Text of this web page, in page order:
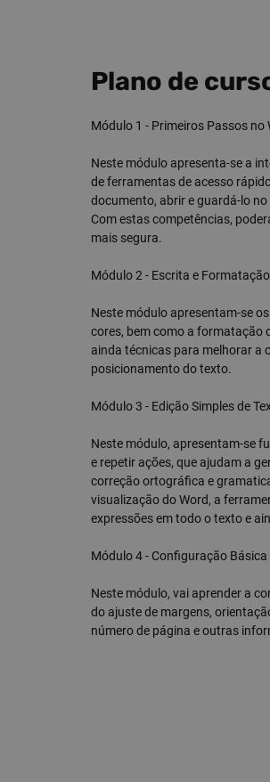
Plano de
Módulo 1 - Primeiros Passos no
Neste módulo apresenta-se a
de ferramentas de acesso
documento, abrir e guardá-lo
Com estas competências,
mais segura.
Módulo 2 - Escrita e
Neste módulo apresentam-se
cores, bem como a formatação
ainda técnicas para melhorar a
posicionamento do texto.
Módulo 3 - Edição Simples de
Neste módulo, apresentam-se
e repetir ações, que ajudam a
correção ortográfica e
visualização do Word, a
expressões em todo o texto e
Módulo 4 - Configuração
Neste módulo, vai aprender a
do ajuste de margens,
número de página e outras